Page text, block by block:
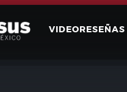
VIDEORESEÑAS